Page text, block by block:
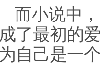
而小说中
成了最初的
为自己是一